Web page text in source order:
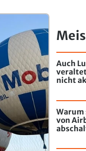
Auch
nicht
Warum
von